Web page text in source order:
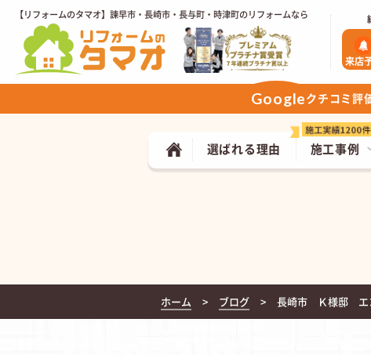
【リフォームのタマオ】諫早市・長崎市・長与町・時津町のリフォームなら
来店
施工事例
選ばれる理由
Googleクチコミ評
ホーム ブログ 長崎市 Ｋ様邸 エ